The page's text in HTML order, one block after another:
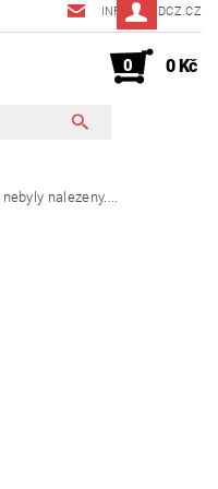
INFO@JMDCZ.CZ
0 0 Kč
nebyly nalezeny....